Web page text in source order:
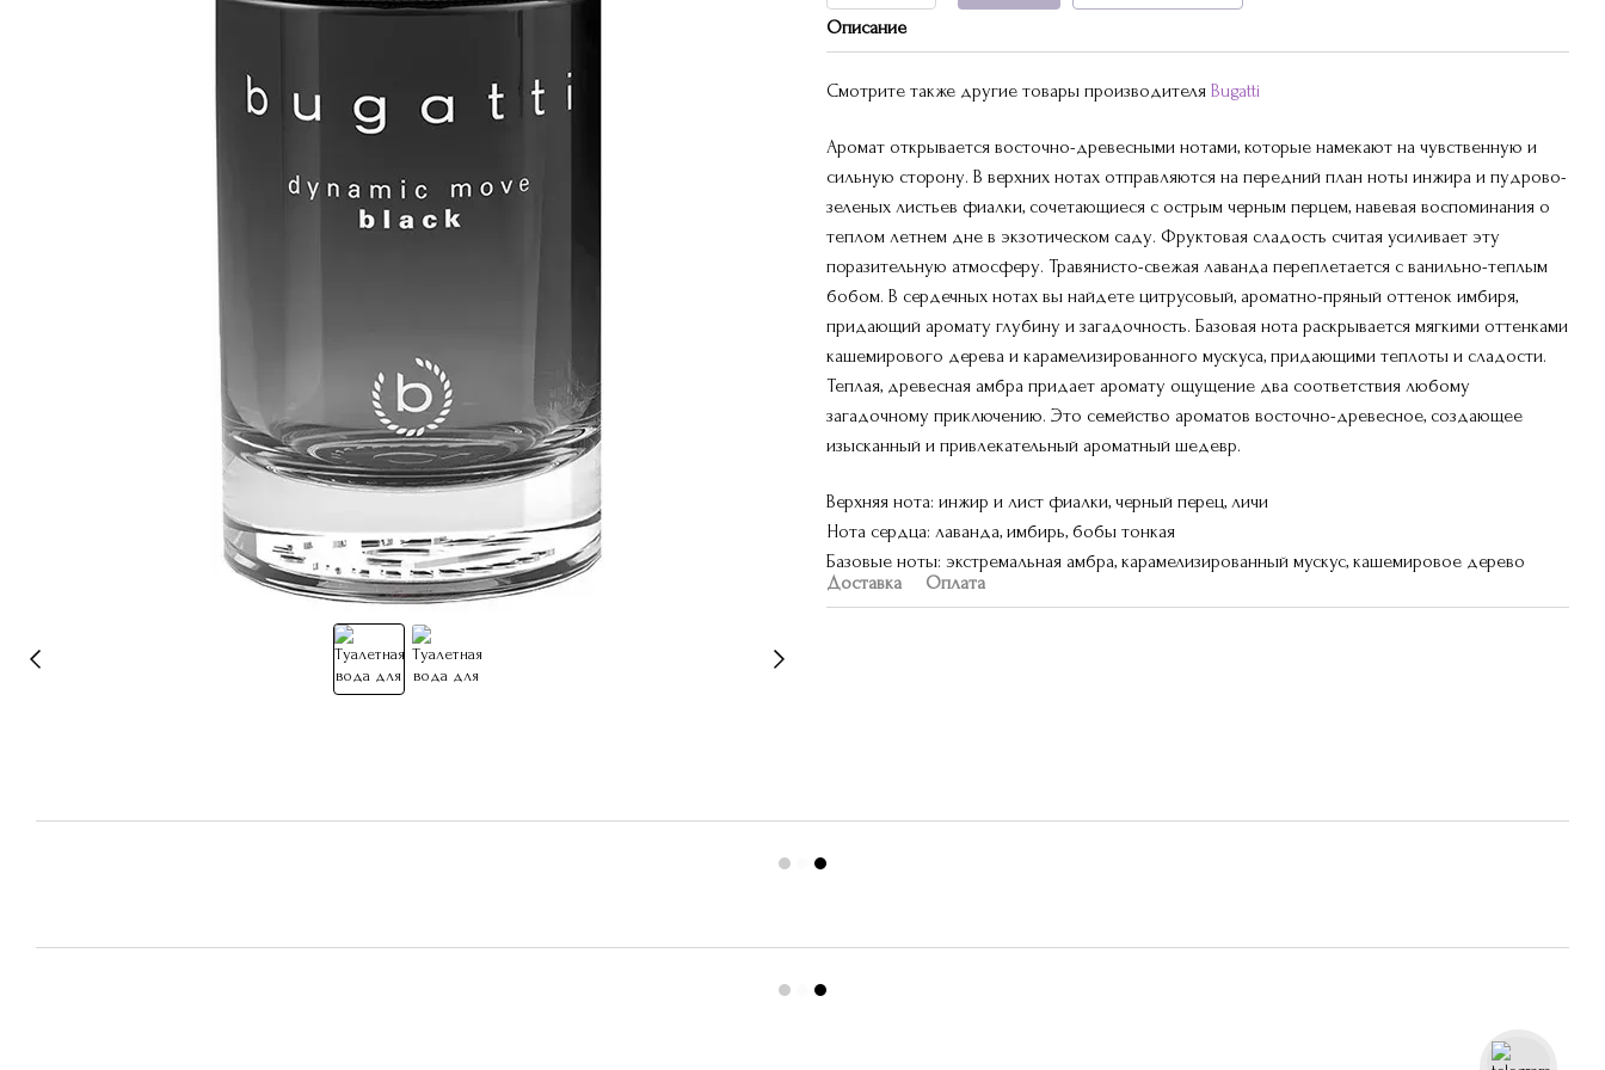
Описание
Смотрите также другие товары производителя Bugatti
Аромат открывается восточно-древесными нотами, которые намекают на чувственную и
сильную сторону. В верхних нотах отправляются на передний план ноты инжира и пудрово-
зеленых листьев фиалки, сочетающиеся с острым черным перцем, навевая воспоминания о
теплом летнем дне в экзотическом саду. Фруктовая сладость считая усиливает эту
поразительную атмосферу. Травянисто-свежая лаванда переплетается с ванильно-теплым
бобом. В сердечных нотах вы найдете цитрусовый, ароматно-пряный оттенок имбиря,
придающий аромату глубину и загадочность. Базовая нота раскрывается мягкими оттенками
кашемирового дерева и карамелизированного мускуса, придающими теплоты и сладости.
Теплая, древесная амбра придает аромату ощущение два соответствия любому
загадочному приключению. Это семейство ароматов восточно-древесное, создающее
изысканный и привлекательный ароматный шедевр.
Верхняя нота: инжир и лист фиалки, черный перец, личи
Нота сердца: лаванда, имбирь, бобы тонкая
Базовые ноты: экстремальная амбра, карамелизированный мускус, кашемировое дерево
Доставка
Оплата